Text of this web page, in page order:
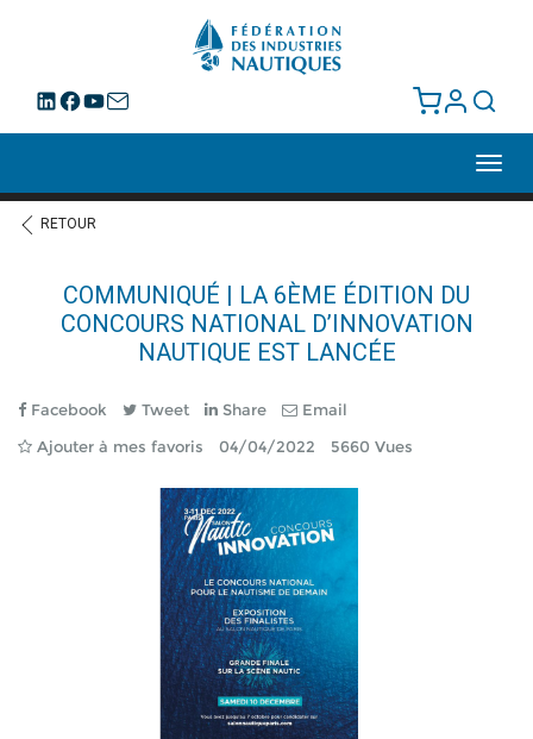
RETOUR
COMMUNIQUÉ | LA 6ÈME ÉDITION DU
CONCOURS NATIONAL D’INNOVATION
NAUTIQUE EST LANCÉE
Facebook Tweet Share
Email
Ajouter à mes favoris
04/04/2022 5660 Vues